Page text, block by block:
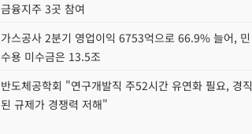
금융지주 3곳 참여
가스공사 2분기 영업이익 6753억으로 66.9% 늘어, 민
수용 미수금은 13.5조
반도체공학회 "연구개발직 주52시간 유연화 필요, 경직
된 규제가 경쟁력 저해"